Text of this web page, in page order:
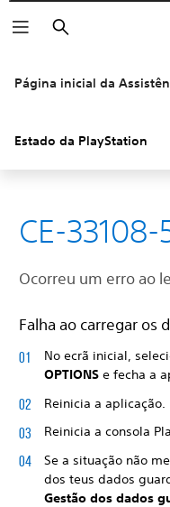
Pesquisar
Página inicial da
Estado da PlayStation
CE-33108-
Ocorreu um erro ao
Falha ao carregar os
No ecrã inicial,
OPTIONS e fecha a
Reinicia a aplicação.
Reinicia a consola
Se a situação não
dos teus dados
Gestão dos dados